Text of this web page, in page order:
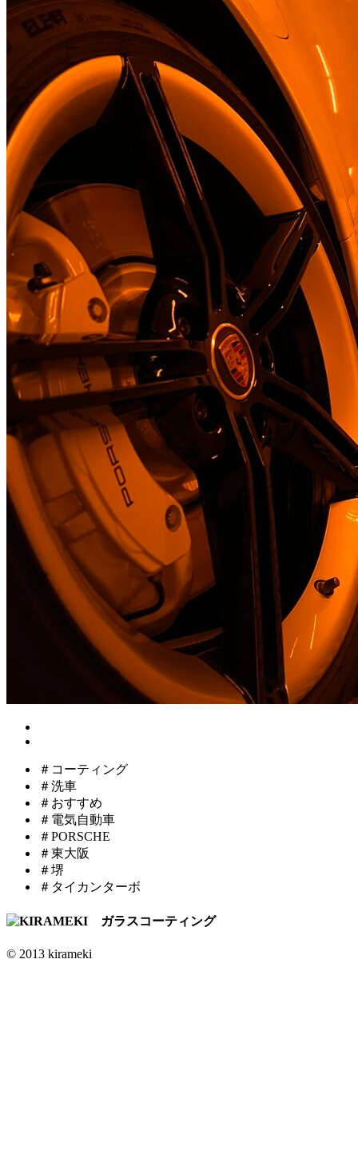
＃コーティング
＃洗車
＃おすすめ
＃電気自動車
＃PORSCHE
＃東大阪
＃堺
＃タイカンターボ
© 2013 kirameki